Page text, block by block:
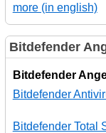
more (in english)
Bitdefender
Bitdefender
Bitdefender
Bitdefender Total